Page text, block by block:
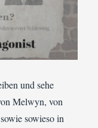
und sehe
Melwyn, von
sowieso in